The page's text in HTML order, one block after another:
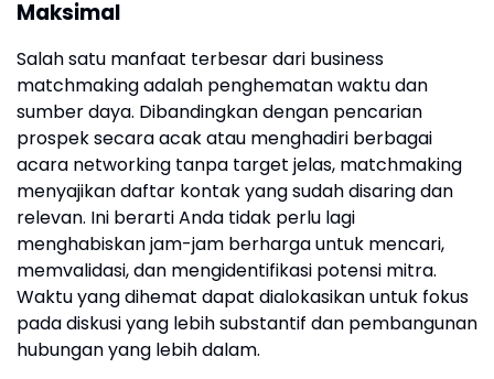
Maksimal
Salah satu manfaat terbesar dari business
matchmaking adalah penghematan waktu dan
sumber daya. Dibandingkan dengan pencarian
prospek secara acak atau menghadiri berbagai
acara networking tanpa target jelas, matchmaking
menyajikan daftar kontak yang sudah disaring dan
relevan. Ini berarti Anda tidak perlu lagi
menghabiskan jam-jam berharga untuk mencari,
memvalidasi, dan mengidentifikasi potensi mitra.
Waktu yang dihemat dapat dialokasikan untuk fokus
pada diskusi yang lebih substantif dan pembangunan
hubungan yang lebih dalam.